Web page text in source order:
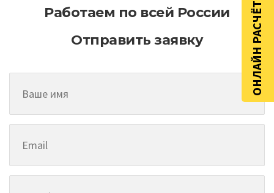
Работаем по всей России
Отправить заявку
ОНЛАЙН РАСЧЁТ